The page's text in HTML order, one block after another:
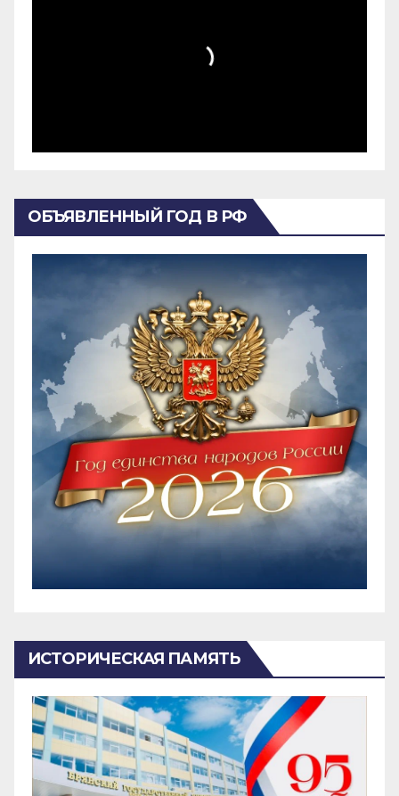
ОБЪЯВЛЕННЫЙ ГОД В РФ
ИСТОРИЧЕСКАЯ ПАМЯТЬ